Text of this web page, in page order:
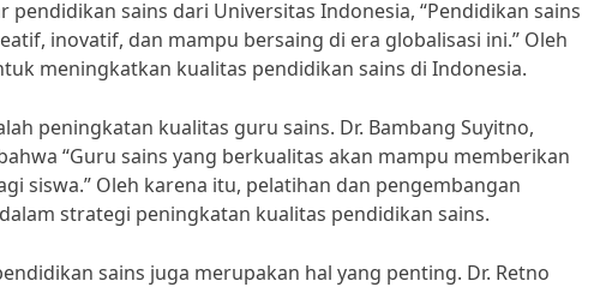
pendidikan sains dari Universitas Indonesia, “Pendidikan sains
inovatif, dan mampu bersaing di era globalisasi ini.” Oleh
meningkatkan kualitas pendidikan sains di Indonesia.
peningkatan kualitas guru sains. Dr. Bambang Suyitno,
“Guru sains yang berkualitas akan mampu memberikan
siswa.” Oleh karena itu, pelatihan dan pengembangan
strategi peningkatan kualitas pendidikan sains.
sains juga merupakan hal yang penting. Dr. Retno